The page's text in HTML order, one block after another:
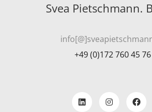
Svea Pietschmann.
+49 (0)172 760 45 76